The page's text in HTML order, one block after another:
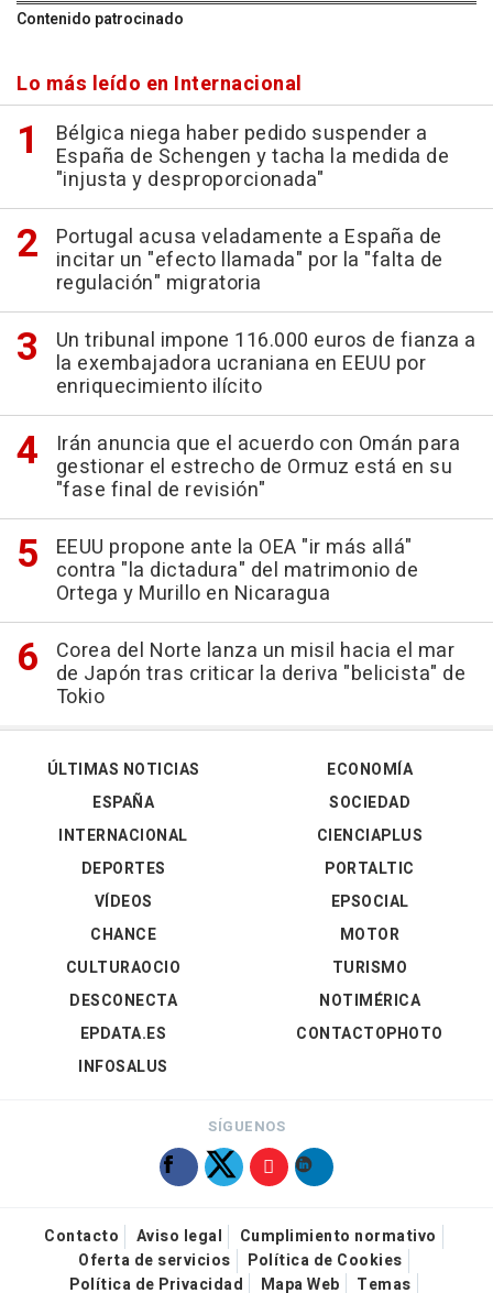
Contenido patrocinado
Lo más leído en Internacional
Bélgica niega haber pedido suspender a
España de Schengen y tacha la medida de
"injusta y desproporcionada"
Portugal acusa veladamente a España de
incitar un "efecto llamada" por la "falta de
regulación" migratoria
Un tribunal impone 116.000 euros de fianza a
la exembajadora ucraniana en EEUU por
enriquecimiento ilícito
Irán anuncia que el acuerdo con Omán para
gestionar el estrecho de Ormuz está en su
"fase final de revisión"
EEUU propone ante la OEA "ir más allá"
contra "la dictadura" del matrimonio de
Ortega y Murillo en Nicaragua
Corea del Norte lanza un misil hacia el mar
de Japón tras criticar la deriva "belicista" de
Tokio
ÚLTIMAS NOTICIAS
ESPAÑA
INTERNACIONAL
DEPORTES
VÍDEOS
ECONOMÍA
SOCIEDAD
CIENCIAPLUS
PORTALTIC
EPSOCIAL
CHANCE
CULTURAOCIO
DESCONECTA
EPDATA.ES
INFOSALUS
MOTOR
TURISMO
NOTIMÉRICA
CONTACTOPHOTO
SÍGUENOS
Contacto Aviso legal
Cumplimiento normativo
Oferta de servicios
Política de Cookies
Política de Privacidad
Mapa Web Temas